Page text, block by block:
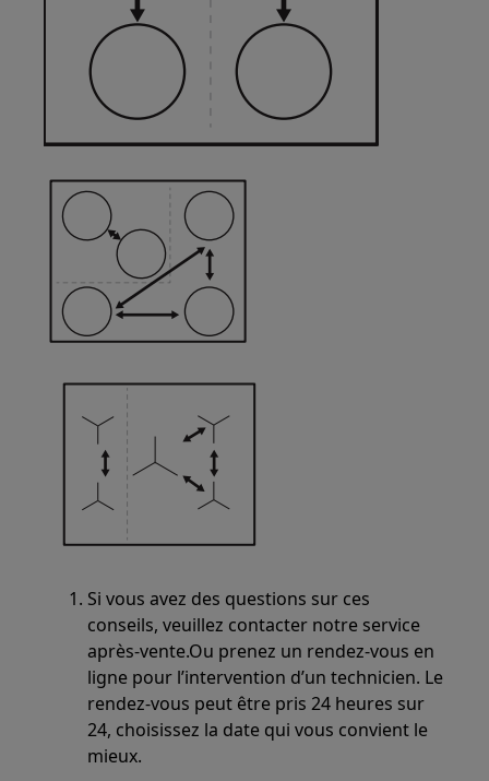
Si vous avez des questions sur ces
conseils, veuillez contacter notre service
après-vente.Ou prenez un rendez-vous en
ligne pour l’intervention d’un technicien. Le
rendez-vous peut être pris 24 heures sur
24, choisissez la date qui vous convient le
mieux.